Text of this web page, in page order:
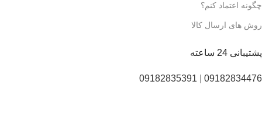
چگونه اعتماد کنم؟
روش های ارسال کالا
پشتیبانی 24 ساعته
09182834476
09182835391